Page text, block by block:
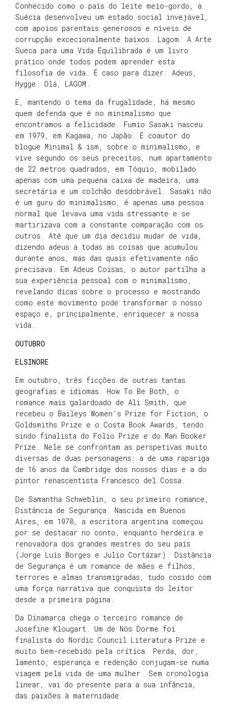
Conhecido como o país do leite meio-gordo, a
Suécia desenvolveu um estado social invejável,
com apoios parentais generosos e níveis de
corrupção excecionalmente baixos. Lagom: A Arte
Sueca para uma Vida Equilibrada é um livro
prático onde todos podem aprender esta
filosofia de vida. É caso para dizer: Adeus,
Hygge. Olá, LAGOM.
E, mantendo o tema da frugalidade, há mesmo
quem defenda que é no minimalismo que
encontramos a felicidade. Fumio Sasaki nasceu
em 1979, em Kagawa, no Japão. É coautor do
blogue Minimal & ism, sobre o minimalismo, e
vive segundo os seus preceitos, num apartamento
de 22 metros quadrados, em Tóquio, mobilado
apenas com uma pequena caixa de madeira, uma
secretária e um colchão desdobrável. Sasaki não
é um guru do minimalismo, é apenas uma pessoa
normal que levava uma vida stressante e se
martirizava com a constante comparação com os
outros. Até que um dia decidiu mudar de vida,
dizendo adeus a todas as coisas que acumulou
durante anos, mas das quais efetivamente não
precisava. Em Adeus Coisas, o autor partilha a
sua experiência pessoal com o minimalismo,
revelando dicas sobre o processo e mostrando
como este movimento pode transformar o nosso
espaço e, principalmente, enriquecer a nossa
vida.
OUTUBRO
ELSINORE
Em outubro, três ficções de outras tantas
geografias e idiomas. How To Be Both, o
romance mais galardoado de Ali Smith, que
recebeu o Baileys Women’s Prize for Fiction, o
Goldsmiths Prize e o Costa Book Awards, tendo
sindo finalista do Folio Prize e do Man Booker
Prize. Nele se confrontam as perspetivas muito
diversas de duas personagens: a de uma rapariga
de 16 anos da Cambridge dos nossos dias e a do
pintor renascentista Francesco del Cossa.
De Samantha Schweblin, o seu primeiro romance,
Distância de Segurança. Nascida em Buenos
Aires, em 1978, a escritora argentina começou
por se destacar no conto, enquanto herdeira e
renovadora dos grandes mestres do seu país
(Jorge Luís Borges e Julio Cortázar). Distância
de Segurança é um romance de mães e filhos,
terrores e almas transmigradas, tudo cosido com
uma força narrativa que conquista do leitor
desde a primeira página.
Da Dinamarca chega o terceiro romance de
Josefine Klougart. Um de Nós Dorme foi
finalista do Nordic Council Literatura Prize e
muito bem-recebido pela crítica. Perda, dor,
lamento, esperança e redenção conjugam-se numa
viagem pela vida de uma mulher. Sem cronologia
linear, vai do presente para a sua infância,
das paixões à maternidade.